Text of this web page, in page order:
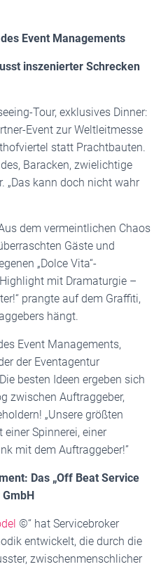
Event Managements
inszenierter Schrecken
Tour, exklusives Dinner:
Event zur Weltleitmesse
statt Prachtbauten.
Baracken, zwielichtige
„Das kann doch nicht wahr
dem vermeintlichen Chaos
Gäste und
„Dolce Vita“-
mit Dramaturgie –
prangte auf dem Graffiti,
hängt.
Event Managements,
der Eventagentur
besten Ideen ergeben sich
zwischen Auftraggeber,
„Unsere größten
Spinnerei, einer
mit dem Auftraggeber!”
Das „Off Beat Service
©“ hat Servicebroker
entwickelt, die durch die
zwischenmenschlicher